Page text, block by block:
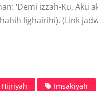
‘Demi izzah-Ku,
lighairihi). (Link
Hijriyah Imsakiyah